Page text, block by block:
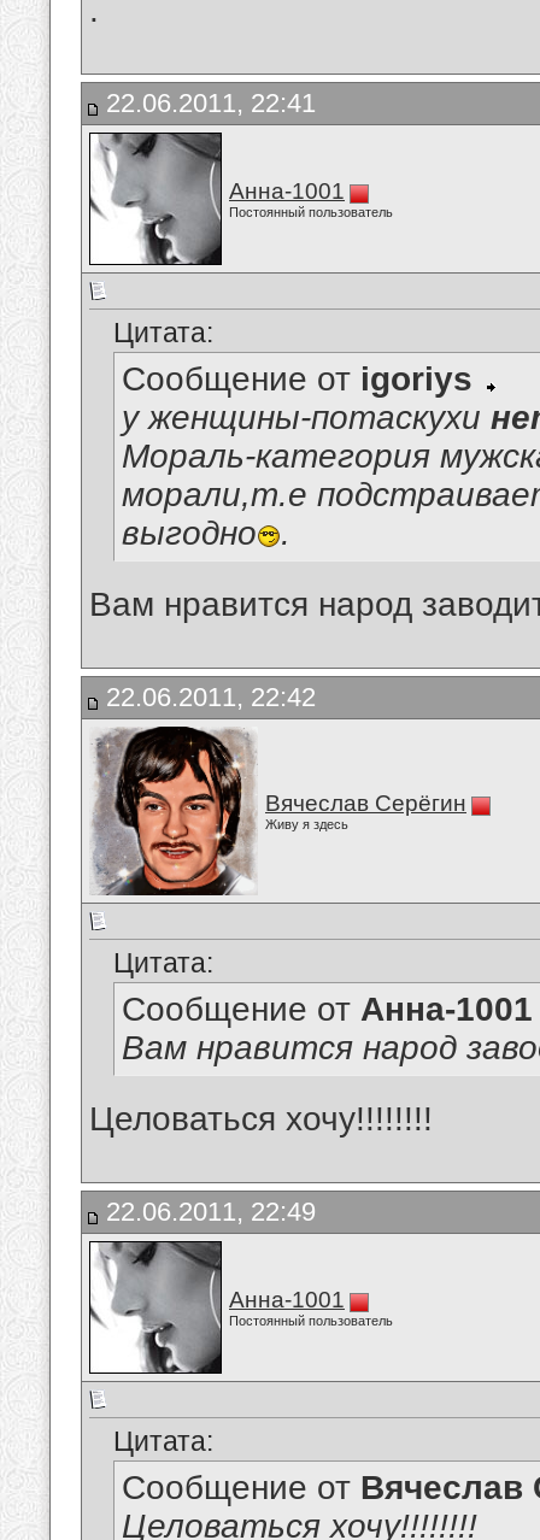
.
22.06.2011, 22:41
Анна-1001
Постоянный пользователь
Цитата:
Сообщение от igoriys
у женщины-потаскухи
Мораль-категория
морали,т.е
выгодно
.
Вам нравится народ
22.06.2011, 22:42
Вячеслав Серёгин
Живу я здесь
Цитата:
Сообщение от Анна-1001
Вам нравится народ
Целоваться хочу!!!!!!!!
22.06.2011, 22:49
Анна-1001
Постоянный пользователь
Цитата:
Сообщение от Вячеслав
Целоваться хочу!!!!!!!!